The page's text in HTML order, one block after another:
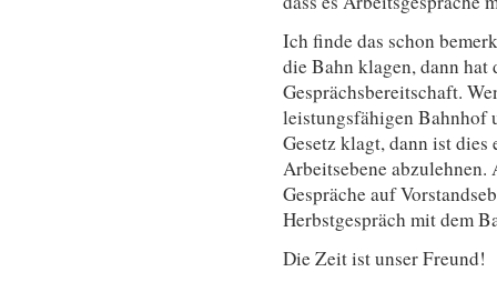
Ich finde das schon
die Bahn klagen, dann
Gesprächsbereitschaft.
leistungsfähigen Bahnhof
Gesetz klagt, dann ist
Arbeitsebene
Gespräche auf
Herbstgespräch mit dem
Die Zeit ist unser Freund!